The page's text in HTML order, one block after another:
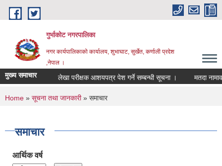
Skip to main content
गुर्भाकोट नगरपालिका
नगर कार्यपालिकाको कार्यालय, शुभाघाट, सुर्खेत, कर्णाली प्रदेश
,नेपाल ।
मुख्य समाचारलेखा परीक्षक आशयपत्र पेश गर्ने सम्बन्धी सूचना । मतदा नामावली
You are here
Home » सूचना तथा जानकारी» समाचार
समाचार
आर्थिक वर्ष